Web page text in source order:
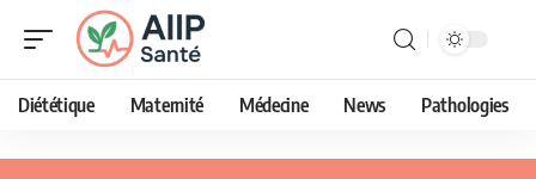
Diététique Maternité Médecine News Pathologies